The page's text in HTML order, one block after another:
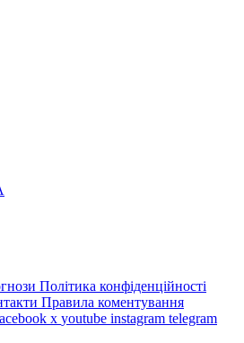
Політика конфіденційності
Правила коментування
x youtube instagram telegram